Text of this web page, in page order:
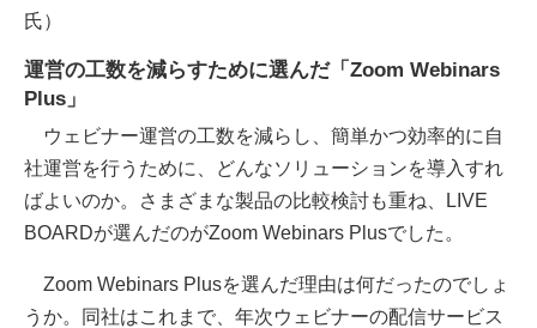
氏）
運営の工数を減らすために選んだ「Zoom Webinars
Plus」
ウェビナー運営の工数を減らし、簡単かつ効率的に自
社運営を行うために、どんなソリューションを導入すれ
ばよいのか。さまざまな製品の比較検討も重ね、LIVE
BOARDが選んだのがZoom Webinars Plusでした。
Zoom Webinars Plusを選んだ理由は何だったのでしょ
うか。同社はこれまで、年次ウェビナーの配信サービス